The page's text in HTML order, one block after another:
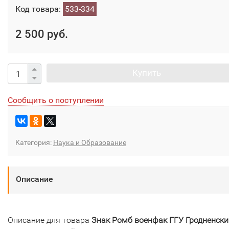
Код товара: 533-334
2 500 руб.
Сообщить о поступлении
Категория: Наука и Образование
Описание
Описание для товара Знак Ромб военфак ГГУ